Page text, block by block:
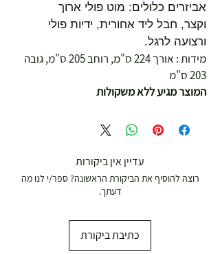
אביזרים כלולים: מוט פולי ארוך
וקצר, חבל ליד אחורית, ידיות פולי
ורצועה לרגל.
מידות : אורך 224 ס"מ, רוחב 205 ס"מ, גובה
203 ס"מ
המוצר מגיע ללא משקולות
עדיין אין ביקורות
רוצה להוסיף את הביקורת הראשונה? ספר/י לנו מה
דעתך.
כתיבת ביקורת